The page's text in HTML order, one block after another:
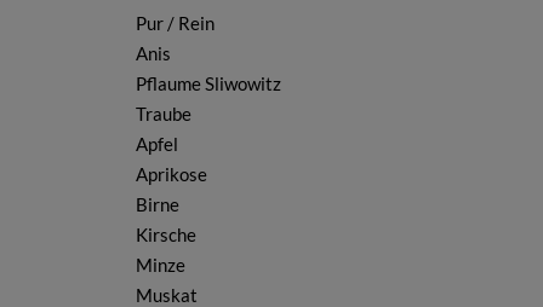
Brandy - Weinbrand
Rakija
Likör
Whisky
Vodka
Rum
Gin
Ouzo
Pur / Rein
Anis
Pflaume Sliwowitz
Traube
Apfel
Aprikose
Birne
Kirsche
Minze
Muskat